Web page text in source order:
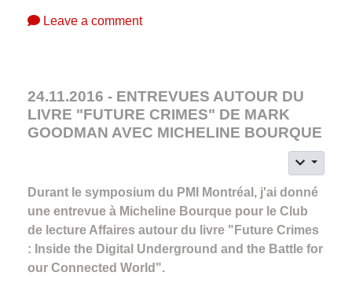
Leave a comment
24.11.2016 - ENTREVUES AUTOUR DU
LIVRE "FUTURE CRIMES" DE MARK
GOODMAN AVEC MICHELINE BOURQUE
Durant le symposium du PMI Montréal, j'ai donné
une entrevue à Micheline Bourque pour le Club
de lecture Affaires autour du livre "Future Crimes
: Inside the Digital Underground and the Battle for
our Connected World".